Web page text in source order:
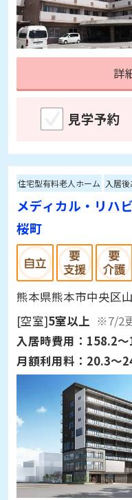
詳
見学予約
住宅型有料老人ホーム 入居
メディカル・リハ
桜町
熊本県熊本市中央区
[空室]5室以上 ※7/2
入居時費用： 158.2
月額利用料： 20.3～